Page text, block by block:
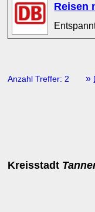
Reisen
Anzahl Treffer: 2 »
Kreisstadt